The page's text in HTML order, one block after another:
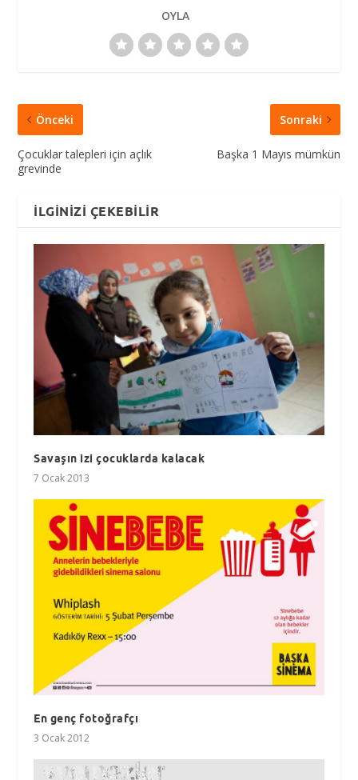
OYLA
Önceki
Çocuklar talepleri için açlık
grevinde
Sonraki
Başka 1 Mayıs mümkün
İLGINIZI ÇEKEBILIR
Savaşın izi çocuklarda kalacak
7 Ocak 2013
En genç fotoğrafçı
3 Ocak 2012